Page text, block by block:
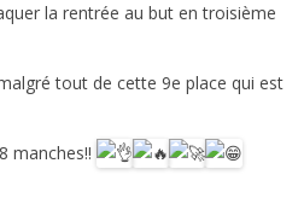
la rentrée au but en troisième
tout de cette 9e place qui est
manches!!